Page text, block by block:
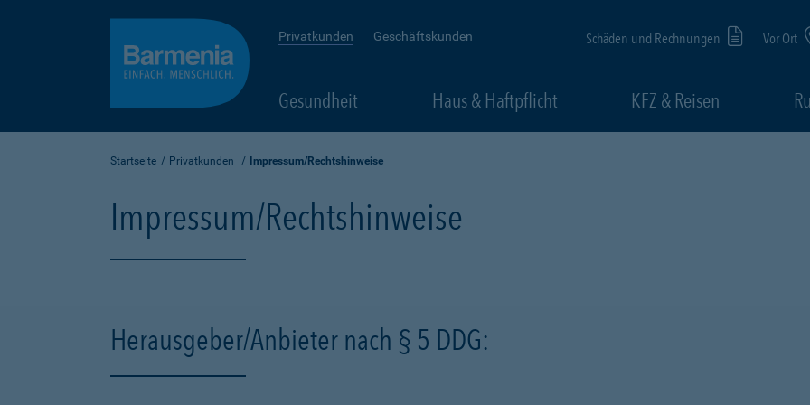
Privatkunden Geschäftskunden Schäden und Rechnungen Vor Ort
Gesundheit Haus & Haftpflicht KFZ & Reisen
Startseite Privatkunden Impressum/Rechtshinweise
Impressum/Rechtshinweise
Herausgeber/Anbieter nach § 5 DDG: